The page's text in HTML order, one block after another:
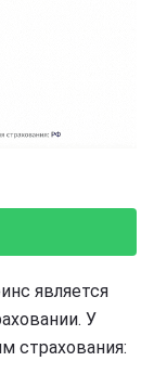
является
У
страхования: